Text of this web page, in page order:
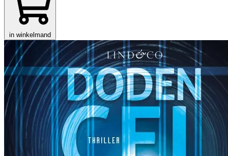
in winkelmand